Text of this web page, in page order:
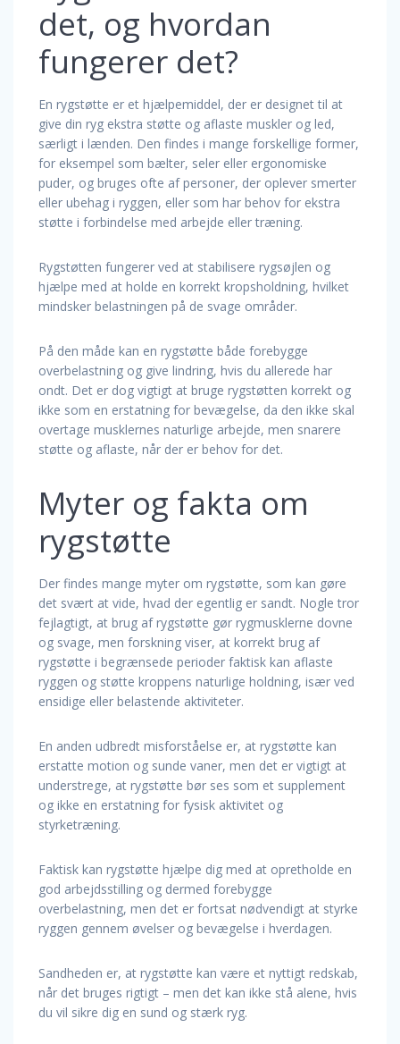
det, og hvordan
fungerer det?
En rygstøtte er et hjælpemiddel, der er designet til at
give din ryg ekstra støtte og aflaste muskler og led,
særligt i lænden. Den findes i mange forskellige former,
for eksempel som bælter, seler eller ergonomiske
puder, og bruges ofte af personer, der oplever smerter
eller ubehag i ryggen, eller som har behov for ekstra
støtte i forbindelse med arbejde eller træning.
Rygstøtten fungerer ved at stabilisere rygsøjlen og
hjælpe med at holde en korrekt kropsholdning, hvilket
mindsker belastningen på de svage områder.
På den måde kan en rygstøtte både forebygge
overbelastning og give lindring, hvis du allerede har
ondt. Det er dog vigtigt at bruge rygstøtten korrekt og
ikke som en erstatning for bevægelse, da den ikke skal
overtage musklernes naturlige arbejde, men snarere
støtte og aflaste, når der er behov for det.
Myter og fakta om
rygstøtte
Der findes mange myter om rygstøtte, som kan gøre
det svært at vide, hvad der egentlig er sandt. Nogle tror
fejlagtigt, at brug af rygstøtte gør rygmusklerne dovne
og svage, men forskning viser, at korrekt brug af
rygstøtte i begrænsede perioder faktisk kan aflaste
ryggen og støtte kroppens naturlige holdning, især ved
ensidige eller belastende aktiviteter.
En anden udbredt misforståelse er, at rygstøtte kan
erstatte motion og sunde vaner, men det er vigtigt at
understrege, at rygstøtte bør ses som et supplement
og ikke en erstatning for fysisk aktivitet og
styrketræning.
Faktisk kan rygstøtte hjælpe dig med at opretholde en
god arbejdsstilling og dermed forebygge
overbelastning, men det er fortsat nødvendigt at styrke
ryggen gennem øvelser og bevægelse i hverdagen.
Sandheden er, at rygstøtte kan være et nyttigt redskab,
når det bruges rigtigt – men det kan ikke stå alene, hvis
du vil sikre dig en sund og stærk ryg.